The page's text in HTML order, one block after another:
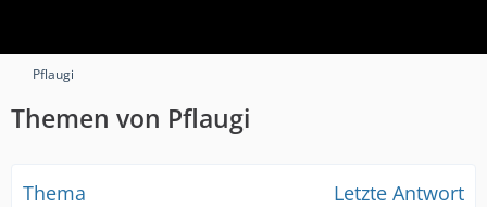
Pflaugi
Themen von Pflaugi
Thema Letzte Antwort